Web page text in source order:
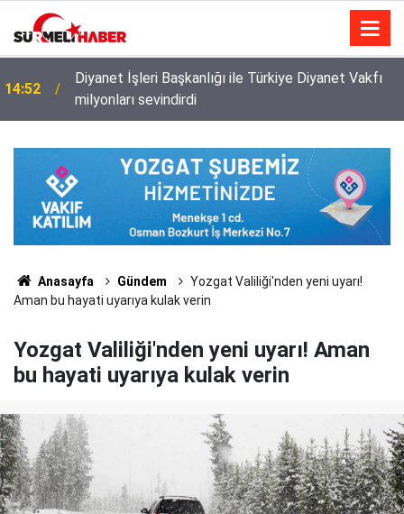
14:52
Diyanet İşleri Başkanlığı ile Türkiye Diyanet Vakfı
milyonları sevindirdi
Anasayfa Gündem
Yozgat Valiliği'nden yeni uyarı!
Aman bu hayati uyarıya kulak verin
Yozgat Valiliği'nden yeni uyarı! Aman
bu hayati uyarıya kulak verin